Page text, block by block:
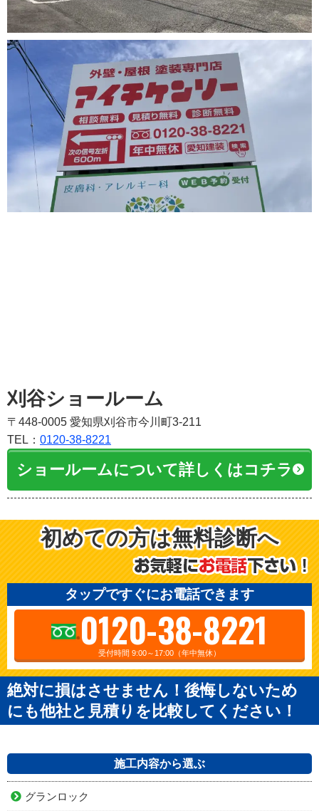
刈谷ショールーム
〒448-0005 愛知県刈谷市今川町3-211
TEL： 0120-38-8221
ショールームについて詳しくはコチラ
初めての方は無料診断へ
タップですぐにお電話できます
0120-38-8221
受付時間 9:00～17:00（年中無休）
絶対に損はさせません！後悔しないため
にも他社と見積りを比較してください！
施工内容から選ぶ
グランロック